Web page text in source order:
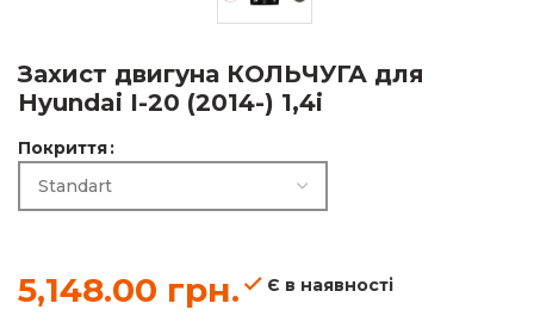
Захист двигуна КОЛЬЧУГА для
Hyundai I-20 (2014-) 1,4і
Покриття
5,148.00 грн. Є в наявності